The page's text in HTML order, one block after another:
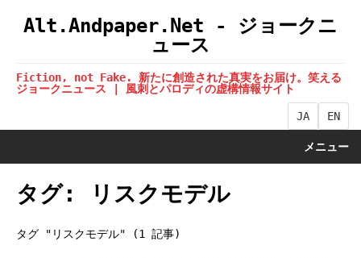
Alt.Andpaper.Net - ジョークニ
ュース
Fiction, not Fake. 新たに創造された真実をお届け。笑える
ジョークニュース | 風刺とパロディの虚構情報サイト
JA EN
メニュー
タグ: リスクモデル
タグ "リスクモデル" (1 記事)